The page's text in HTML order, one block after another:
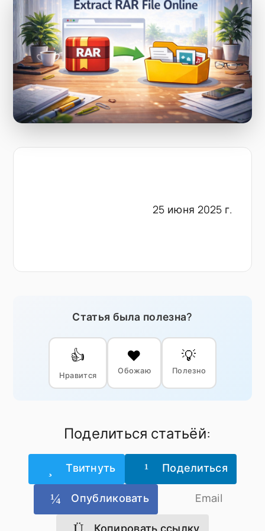
25 июня 2025 г.
Статья была полезна?
👍
Нравится
❤️
Обожаю
💡
Полезно
Поделиться статьёй:
Твитнуть Поделиться
Опубликовать Email
Копировать ссылку